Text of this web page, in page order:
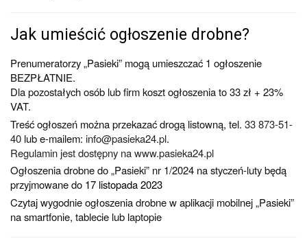
Jak umieścić ogłoszenie drobne?
Prenumeratorzy „Pasieki” mogą umieszczać 1 ogłoszenie
BEZPŁATNIE.
Dla pozostałych osób lub firm koszt ogłoszenia to 33 zł + 23%
VAT.
Treść ogłoszeń można przekazać drogą listowną, tel. 33 873-51-
40 lub e-mailem: info@pasieka24.pl.
Regulamin jest dostępny na www.pasieka24.pl
Ogłoszenia drobne do „Pasieki” nr 1/2024 na styczeń-luty będą
przyjmowane do 17 listopada 2023
Czytaj wygodnie ogłoszenia drobne w aplikacji mobilnej „Pasieki”
na smartfonie, tablecie lub laptopie